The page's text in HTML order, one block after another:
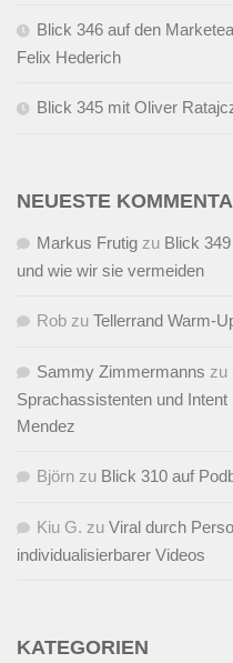
Blick 346 auf den
Felix Hederich
Blick 345 mit Oliver
NEUESTE
Markus Frutig zu Blick
und wie wir sie vermeiden
Rob zu Tellerrand Warm-
Sammy Zimmermanns zu
Sprachassistenten und
Mendez
Björn zu Blick 310 auf
Kiu G. zu Viral durch
individualisierbarer Videos
KATEGORIEN